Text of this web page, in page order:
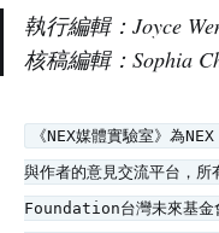
執行編輯：Joyce
核稿編輯：Sophia
《NEX媒體實驗室》為
與作者的意見交流平台，所
Foundation台灣未來基金